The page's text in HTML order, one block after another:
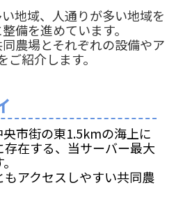
地域、人通りが多い地域を
備を進めています。
農場とそれぞれの設備やア
ご紹介します。
市街の東1.5kmの海上に
在する、当サーバー最大
アクセスしやすい共同農